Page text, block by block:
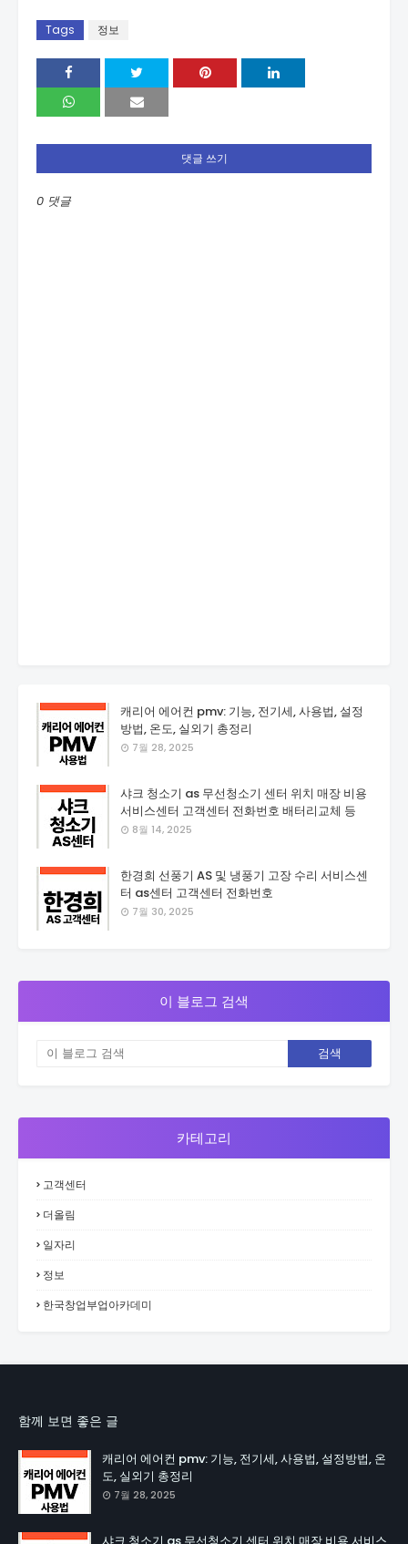
Tags 정보
댓글 쓰기
0 댓글
캐리어 에어컨 pmv: 기능, 전기세, 사용법, 설정
방법, 온도, 실외기 총정리
7월 28, 2025
샤크 청소기 as 무선청소기 센터 위치 매장 비용
서비스센터 고객센터 전화번호 배터리교체 등
8월 14, 2025
한경희 선풍기 AS 및 냉풍기 고장 수리 서비스센
터 as센터 고객센터 전화번호
7월 30, 2025
이 블로그 검색
카테고리
고객센터
더올림
일자리
정보
한국창업부업아카데미
함께 보면 좋은 글
캐리어 에어컨 pmv: 기능, 전기세, 사용법, 설정방법, 온
도, 실외기 총정리
7월 28, 2025